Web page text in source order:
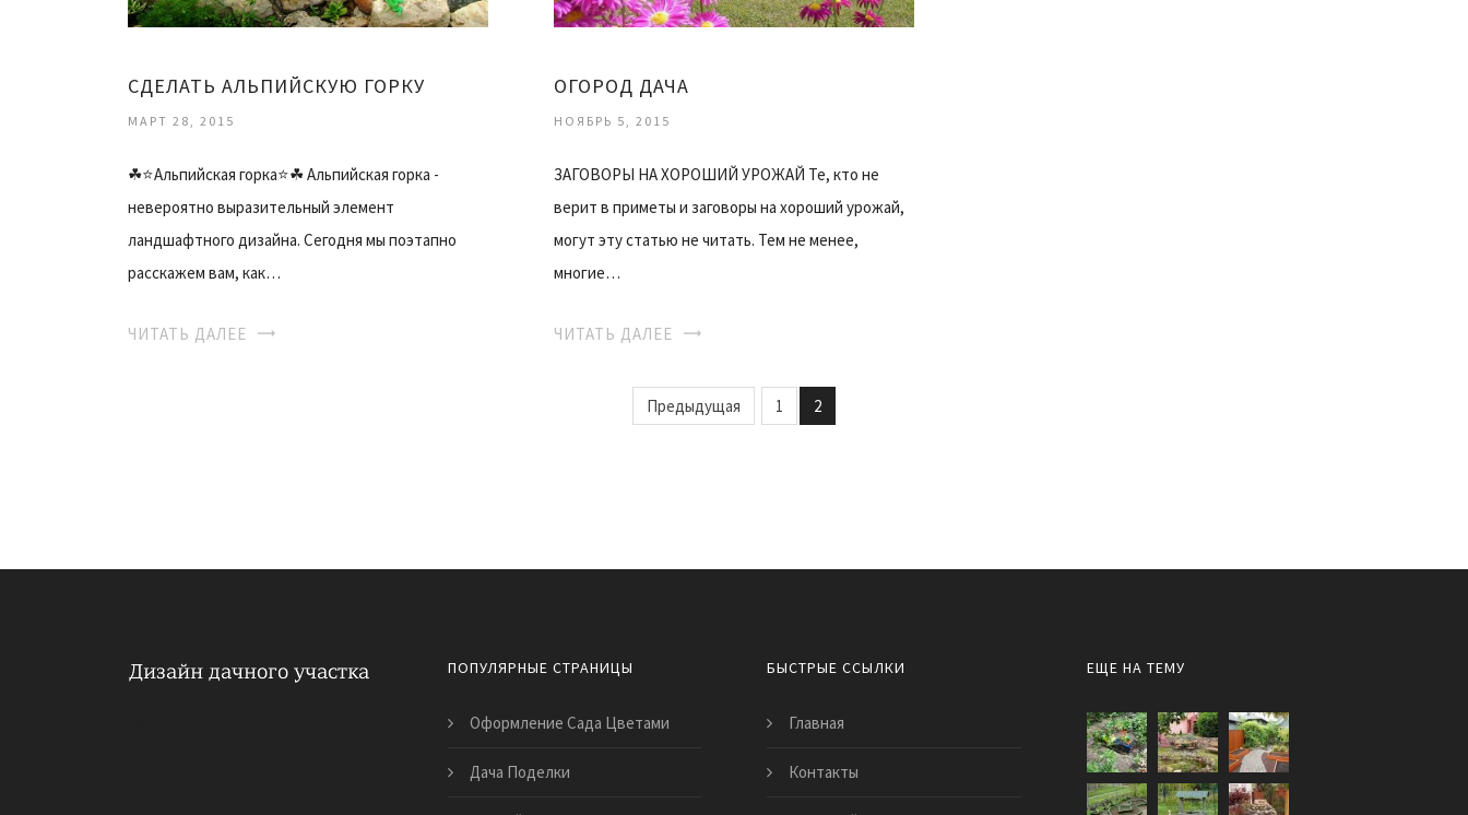
СДЕЛАТЬ АЛЬПИЙСКУЮ ГОРКУ
МАРТ 28, 2015
☘⭐Альпийская горка⭐☘ Альпийская горка -
невероятно выразительный элемент
ландшафтного дизайна. Сегодня мы поэтапно
расскажем вам, как…
ЧИТАТЬ ДАЛЕЕ
ОГОРОД ДАЧА
НОЯБРЬ 5, 2015
ЗАГОВОРЫ НА ХОРОШИЙ УРОЖАЙ Те, кто не
верит в приметы и заговоры на хороший урожай,
могут эту статью не читать. Тем не менее,
многие…
ЧИТАТЬ ДАЛЕЕ
Предыдущая 1 2
ПОПУЛЯРНЫЕ СТРАНИЦЫ
Оформление Сада Цветами
Дача Поделки
БЫСТРЫЕ ССЫЛКИ
Главная
Контакты
ЕЩЕ НА ТЕМУ